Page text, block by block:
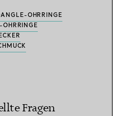
OHRRINGE
Fragen